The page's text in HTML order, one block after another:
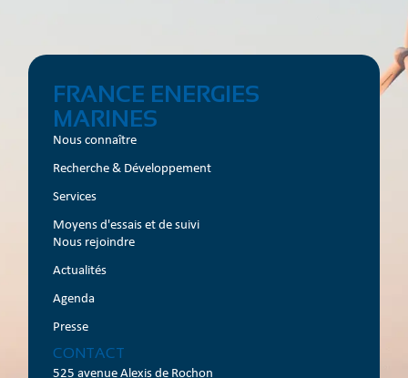
FRANCE ENERGIES
MARINES
Nous connaître
Recherche & Développement
Services
Moyens d'essais et de suivi
Nous rejoindre
Actualités
Agenda
Presse
CONTACT
525 avenue Alexis de Rochon